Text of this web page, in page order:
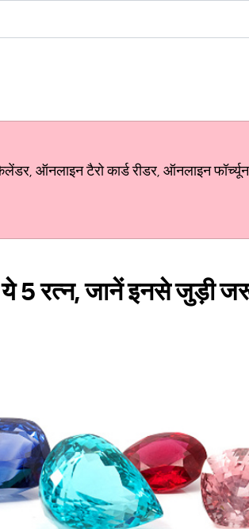
ऑनलाइन टैरो कार्ड रीडर, ऑनलाइन
5 रत्न, जानें इनसे जुड़ी